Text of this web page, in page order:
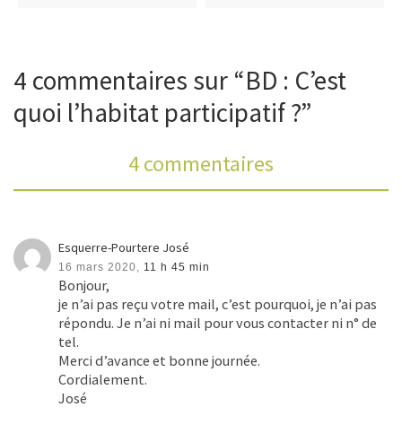
4 commentaires sur “BD : C’est
quoi l’habitat participatif ?”
4 commentaires
Esquerre-Pourtere José
16 mars 2020, 11 h 45 min
Bonjour,
je n’ai pas reçu votre mail, c’est pourquoi, je n’ai pas
répondu. Je n’ai ni mail pour vous contacter ni n° de
tel.
Merci d’avance et bonne journée.
Cordialement.
José